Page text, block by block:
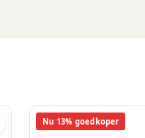
Nu 13% goedkoper